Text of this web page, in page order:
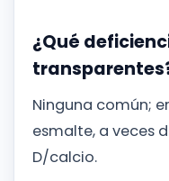
¿Qué
Ninguna común;
esmalte, a veces
D/calcio.